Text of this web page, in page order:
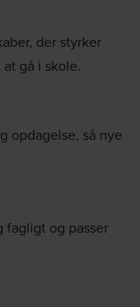
der styrker
gå i skole.
opdagelse, så nye
fagligt og passer